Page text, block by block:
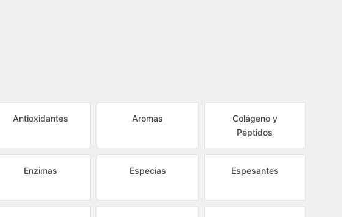
Antioxidantes Aromas
Colágeno y
Péptidos
Enzimas Especias Espesantes